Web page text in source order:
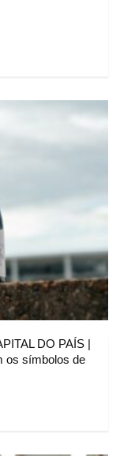
DO PAÍS |
os símbolos de